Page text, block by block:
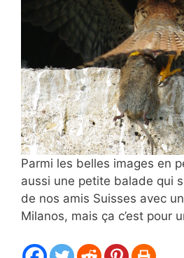
Parmi les belles images en
aussi une petite balade qui
de nos amis Suisses avec
Milanos, mais ça c’est pour